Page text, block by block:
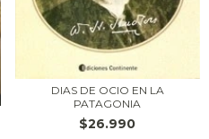
DIAS DE OCIO EN LA
PATAGONIA
$26.990